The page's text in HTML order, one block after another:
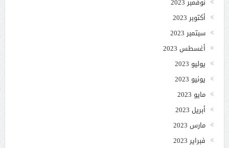
أكتوبر 2023
سبتمبر 2023
أغسطس 2023
يوليو 2023
يونيو 2023
مايو 2023
أبريل 2023
مارس 2023
فبراير 2023